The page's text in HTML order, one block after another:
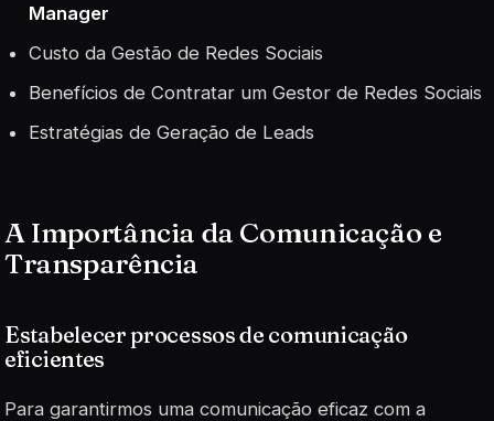
Manager
Custo da Gestão de Redes Sociais
Benefícios de Contratar um Gestor de Redes Sociais
Estratégias de Geração de Leads
A Importância da Comunicação e
Transparência
Estabelecer processos de comunicação
eficientes
Para garantirmos uma comunicação eficaz com a